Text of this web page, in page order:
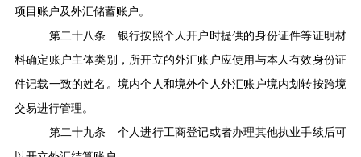
项目账户及外汇储蓄账户。
第二十八条
银行按照个人开户时提供的身份证件等证明材
料确定账户主体类别，所开立的外汇账户应使用与本人有效身份证
件记载一致的姓名。境内个人和境外个人外汇账户境内划转按跨境
交易进行管理。
第二十九条
个人进行工商登记或者办理其他执业手续后可